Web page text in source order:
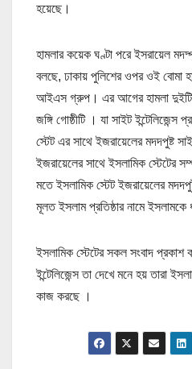
হয়েছে।
হামলার কয়েক ঘণ্টা পরে ইসরায়েল
বলছে, ঢাকায় পুলিশের ওপর ওই বোমা
আইএস গ্রুপ। এর আগের হামলা
জঙ্গি গোষ্ঠীটি । যা সাইট
স্টেট এর সাথে ইজরায়েলের মদদপুষ্ট
ইজরায়েলের সাথে ইসলামিক স্টেটের
মতে ইসলামিক স্টেট ইজরায়েলের
মূলত ইসলাম প্রতিষ্ঠার নামে ইসলামকে
ইসলামিক স্টেটের সকল সংবাদ প্রকাশ
ইন্টেলিজেন্স তা দেখে মনে হয় তারা
কাজ করছে ।